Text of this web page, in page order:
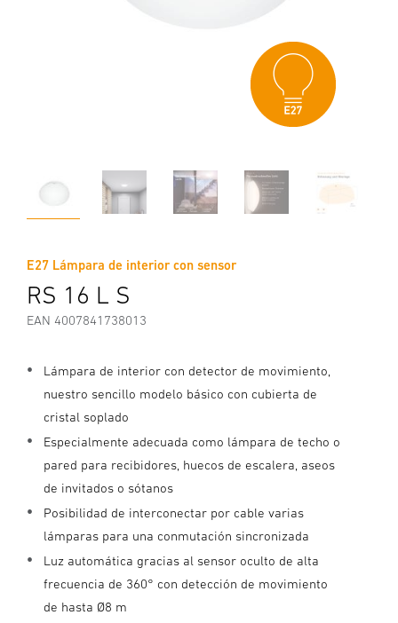
E27 Lámpara de interior con sensor
RS 16 L S
EAN 4007841738013
Lámpara de interior con detector de movimiento,
nuestro sencillo modelo básico con cubierta de
cristal soplado
Especialmente adecuada como lámpara de techo o
pared para recibidores, huecos de escalera, aseos
de invitados o sótanos
Posibilidad de interconectar por cable varias
lámparas para una conmutación sincronizada
Luz automática gracias al sensor oculto de alta
frecuencia de 360° con detección de movimiento
de hasta Ø8 m